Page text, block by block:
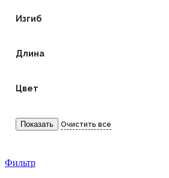
Изгиб
Длина
Цвет
Фильтр